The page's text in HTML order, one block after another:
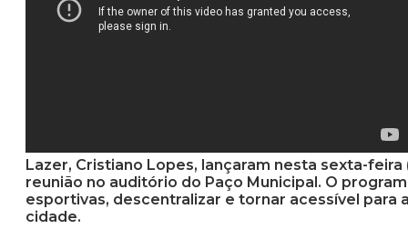
Lazer, Cristiano Lopes, lançaram nesta sexta-
reunião no auditório do Paço Municipal. O
esportivas, descentralizar e tornar acessível
cidade.